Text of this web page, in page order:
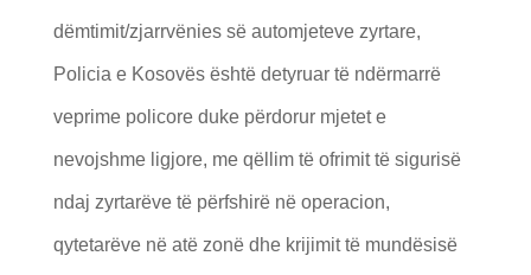
dëmtimit/zjarrvënies së automjeteve zyrtare,
Policia e Kosovës është detyruar të ndërmarrë
veprime policore duke përdorur mjetet e
nevojshme ligjore, me qëllim të ofrimit të sigurisë
ndaj zyrtarëve të përfshirë në operacion,
qytetarëve në atë zonë dhe krijimit të mundësisë